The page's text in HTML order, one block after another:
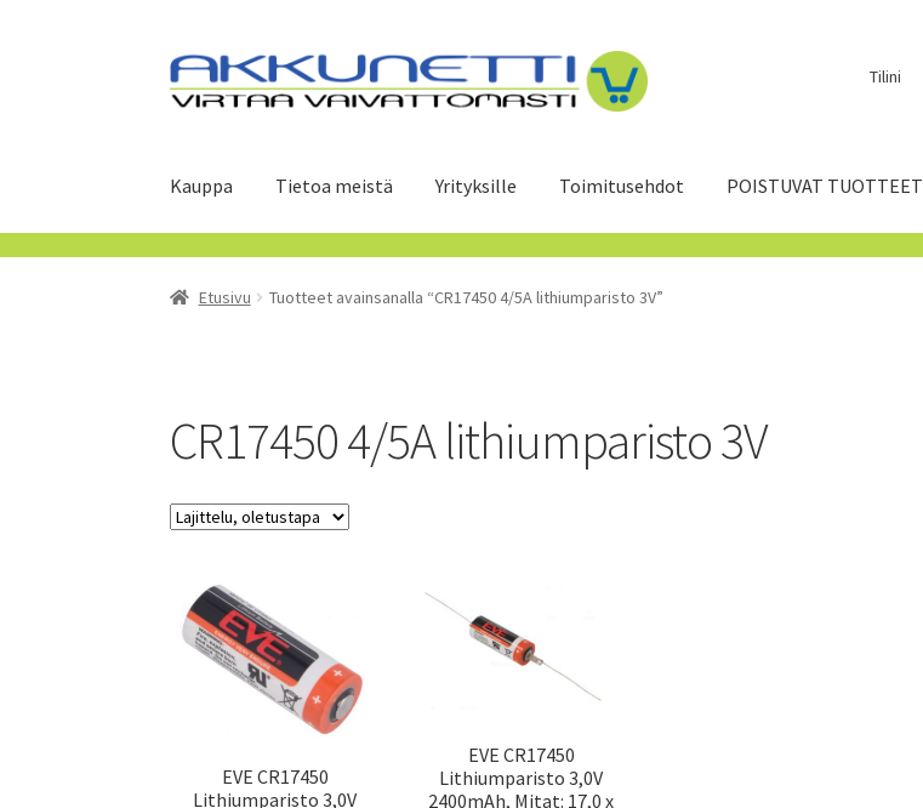
Siirry
navigointiin
Siirry
sisältöön
Tilini
Kauppa Tietoa meistä Yrityksille Toimitusehdot POISTUVAT TUOTTEET
Etusivu Tuotteet avainsanalla “CR17450 4/5A lithiumparisto 3V”
CR17450 4/5A lithiumparisto 3V
EVE CR17450
Lithiumparisto 3,0V
EVE CR17450
Lithiumparisto 3,0V
2400mAh, Mitat: 17,0 x